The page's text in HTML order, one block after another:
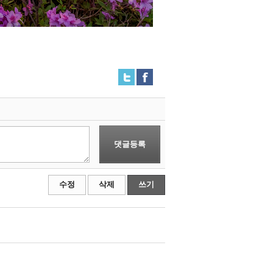
댓글등록
수정 삭제 쓰기